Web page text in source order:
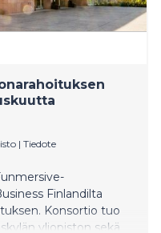
| Tiedote
Finlandilta
Konsortio tuo
yliopiston sekä